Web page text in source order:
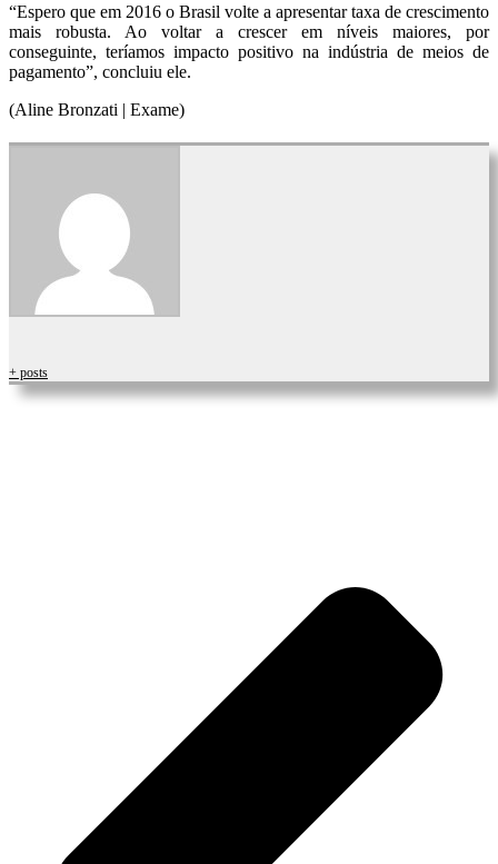
“Espero que em 2016 o Brasil volte a apresentar taxa de crescimento
mais robusta. Ao voltar a crescer em níveis maiores, por
conseguinte, teríamos impacto positivo na indústria de meios de
pagamento”, concluiu ele.
(Aline Bronzati | Exame)
+ posts